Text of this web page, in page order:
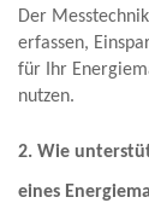
Der
erfassen,
für Ihr
nutzen.
2. Wie
eines